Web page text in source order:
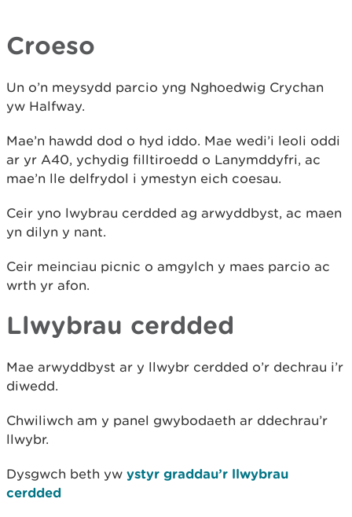
Croeso
Un o’n meysydd parcio yng Nghoedwig Crychan
yw Halfway.
Mae’n hawdd dod o hyd iddo. Mae wedi’i leoli oddi
ar yr A40, ychydig filltiroedd o Lanymddyfri, ac
mae’n lle delfrydol i ymestyn eich coesau.
Ceir yno lwybrau cerdded ag arwyddbyst, ac maen
yn dilyn y nant.
Ceir meinciau picnic o amgylch y maes parcio ac
wrth yr afon.
Llwybrau cerdded
Mae arwyddbyst ar y llwybr cerdded o’r dechrau i’r
diwedd.
Chwiliwch am y panel gwybodaeth ar ddechrau’r
llwybr.
Dysgwch beth yw ystyr graddau’r llwybrau
cerdded